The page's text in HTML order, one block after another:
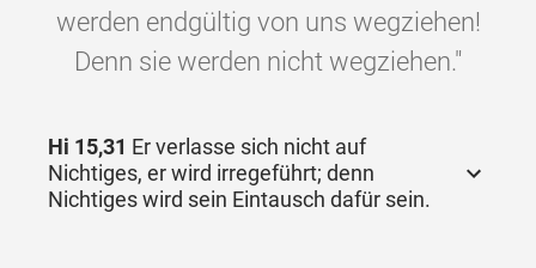
werden endgültig von uns wegziehen!
Denn sie werden nicht wegziehen."
Hi 15,31 Er verlasse sich nicht auf
Nichtiges, er wird irregeführt; denn
Nichtiges wird sein Eintausch dafür sein.